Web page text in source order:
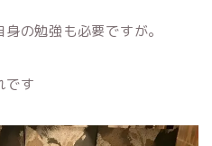
の勉強も必要ですが。
です